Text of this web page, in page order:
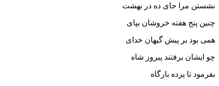
نشستن مرا جاى ده در بهشت‏
چنین پنج هفته خروشان بپاى
همى بود بر پیش گیهان خداى‏
چو ایشان برفتند پیروز شاه
بفرمود تا پرده بارگاه‏